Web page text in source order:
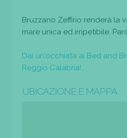
Bruzzano Zeffirio renderà la
mare unica ed irripetibile.
Dai un'occhiata ai Bed and
Reggio Calabria!
UBICAZIONE E MAPPA